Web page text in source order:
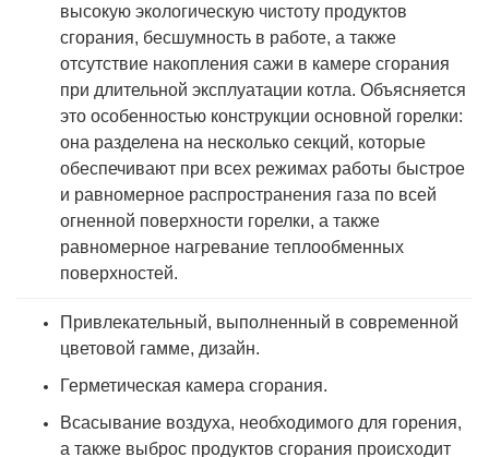
высокую экологическую чистоту продуктов
сгорания, бесшумность в работе, а также
отсутствие накопления сажи в камере сгорания
при длительной эксплуатации котла. Объясняется
это особенностью конструкции основной горелки:
она разделена на несколько секций, которые
обеспечивают при всех режимах работы быстрое
и равномерное распространения газа по всей
огненной поверхности горелки, а также
равномерное нагревание теплообменных
поверхностей.
Привлекательный, выполненный в современной
цветовой гамме, дизайн.
Герметическая камера сгорания.
Всасывание воздуха, необходимого для горения,
а также выброс продуктов сгорания происходит